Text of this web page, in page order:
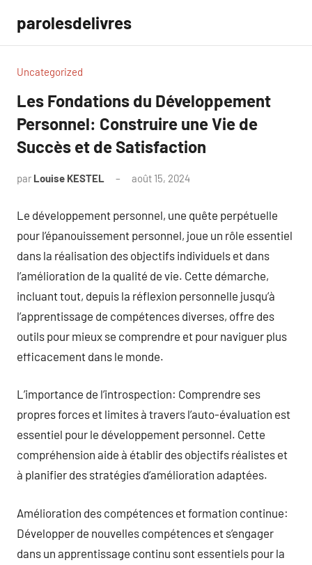
contenu
parolesdelivres
Uncategorized
Les Fondations du Développement
Personnel: Construire une Vie de
Succès et de Satisfaction
par Louise KESTEL août 15, 2024
Le développement personnel, une quête perpétuelle
pour l’épanouissement personnel, joue un rôle essentiel
dans la réalisation des objectifs individuels et dans
l’amélioration de la qualité de vie. Cette démarche,
incluant tout, depuis la réflexion personnelle jusqu’à
l’apprentissage de compétences diverses, offre des
outils pour mieux se comprendre et pour naviguer plus
efficacement dans le monde.
L’importance de l’introspection: Comprendre ses
propres forces et limites à travers l’auto-évaluation est
essentiel pour le développement personnel. Cette
compréhension aide à établir des objectifs réalistes et
à planifier des stratégies d’amélioration adaptées.
Amélioration des compétences et formation continue:
Développer de nouvelles compétences et s’engager
dans un apprentissage continu sont essentiels pour la